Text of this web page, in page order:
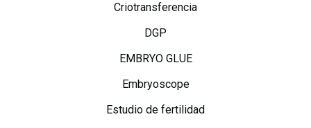
Criotransferencia
DGP
EMBRYO GLUE
Embryoscope
Estudio de fertilidad